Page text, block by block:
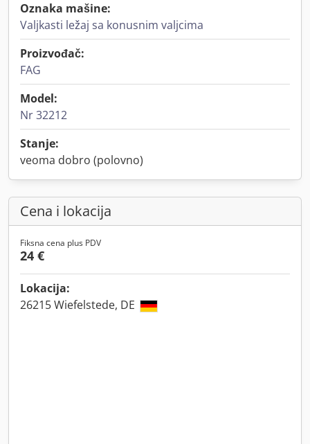
Oznaka mašine:
Valjkasti ležaj sa konusnim valjcima
Proizvođač:
FAG
Model:
Nr 32212
Stanje:
veoma dobro (polovno)
Cena i lokacija
Fiksna cena plus PDV
24 €
Lokacija:
26215 Wiefelstede, DE